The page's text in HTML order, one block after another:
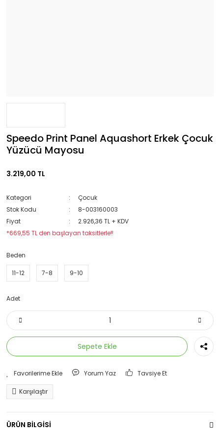
Speedo Print Panel Aquashort Erkek Çocuk
Yüzücü Mayosu
3.219,00 TL
Kategori
Çocuk
Stok Kodu
8-003160003
Fiyat
2.926,36 TL + KDV
*669,55 TL den başlayan taksitlerle!!
Beden
11-12 7-8 9-10
Adet
Sepete Ekle
Yorum Yaz Tavsiye Et
Karşılaştır
ÜRÜN BİLGİSİ